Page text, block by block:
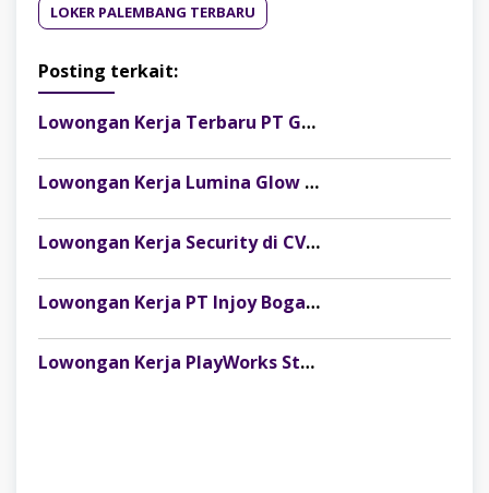
LOKER PALEMBANG TERBARU
Posting terkait:
Lowongan Kerja Terbaru PT Gelora Citra Kimia Abadi Palembang
Lowongan Kerja Lumina Glow Clinic & Salon Palembang Terbaru
Lowongan Kerja Security di CV Indosteel Sumber Berkat Palembang
Lowongan Kerja PT Injoy Boga Indonesia (Distributor Es Krim Aice Palembang)
Lowongan Kerja PlayWorks Store Palembang Trade Centre Terbaru